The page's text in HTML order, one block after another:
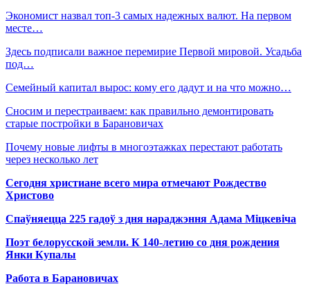
Экономист назвал топ-3 самых надежных валют. На первом
месте…
Здесь подписали важное перемирие Первой мировой. Усадьба
под…
Семейный капитал вырос: кому его дадут и на что можно…
Сносим и перестраиваем: как правильно демонтировать
старые постройки в Барановичах
Почему новые лифты в многоэтажках перестают работать
через несколько лет
Сегодня христиане всего мира отмечают Рождество
Христово
Спаўняецца 225 гадоў з дня нараджэння Адама Міцкевіча
Поэт белорусской земли. К 140-летию со дня рождения
Янки Купалы
Работа в Барановичах